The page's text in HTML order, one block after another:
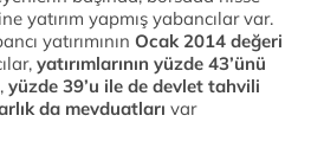
yatırım yapmış yabancılar var.
yatırımının Ocak 2014 değeri
yatırımlarının yüzde 43’ünü
yüzde 39’u ile de devlet tahvili
da mevduatları var